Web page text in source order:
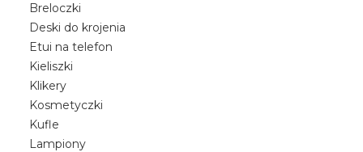
Breloczki
Deski do krojenia
Etui na telefon
Kieliszki
Klikery
Kosmetyczki
Kufle
Lampiony